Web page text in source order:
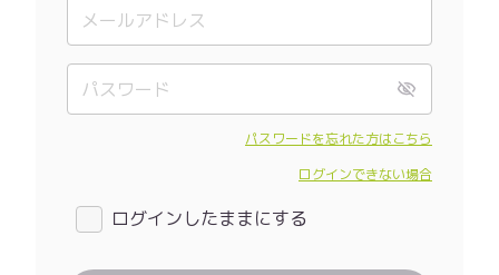
パスワードを忘れた方はこちら
ログインできない場合
ログインしたままにする